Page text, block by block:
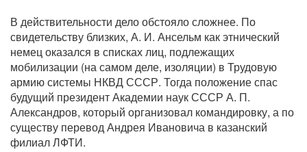
В действительности дело обстояло сложнее. По
свидетельству близких, А. И. Ансельм как этнический
немец оказался в списках лиц, подлежащих
мобилизации (на самом деле, изоляции) в Трудовую
армию системы НКВД СССР. Тогда положение спас
будущий президент Академии наук СССР А. П.
Александров, который организовал командировку, а по
существу перевод Андрея Ивановича в казанский
филиал ЛФТИ.